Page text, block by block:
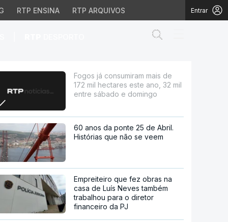
RTP ENSINA RTP ARQUIVOS Entrar
este ano, 32 mil
Fogos já consumiram mais de
172 mil hectares este ano, 32 mil
entre sábado e domingo
60 anos da ponte 25 de Abril.
Histórias que não se veem
Empreiteiro que fez obras na
casa de Luís Neves também
trabalhou para o diretor
financeiro da PJ